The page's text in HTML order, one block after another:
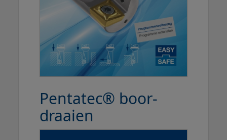
Pentatec® boor-
draaien